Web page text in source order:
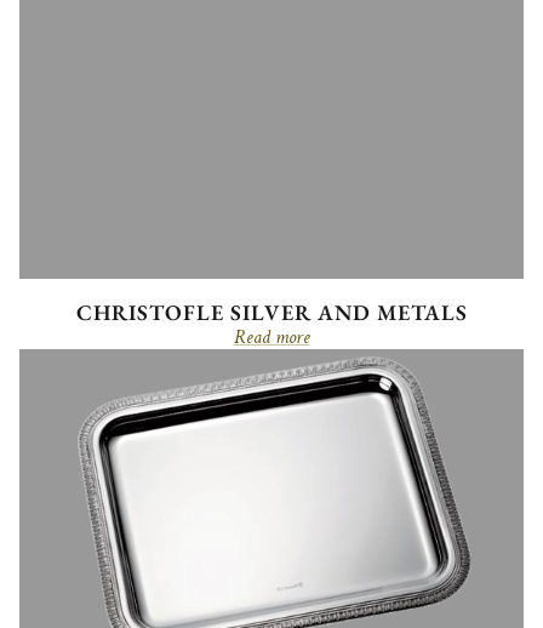
CHRISTOFLE SILVER AND METALS
Read more